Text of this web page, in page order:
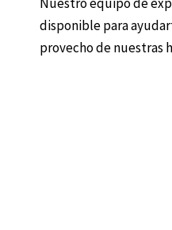
disponible para
provecho de nuestras